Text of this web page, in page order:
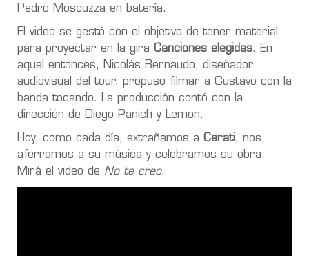
Pedro Moscuzza en batería.
El video se gestó con el objetivo de tener material
para proyectar en la gira Canciones elegidas. En
aquel entonces, Nicolás Bernaudo, diseñador
audiovisual del tour, propuso filmar a Gustavo con la
banda tocando. La producción contó con la
dirección de Diego Panich y Lemon.
Hoy, como cada día, extrañamos a Cerati, nos
aferramos a su música y celebramos su obra.
Mirá el video de No te creo.